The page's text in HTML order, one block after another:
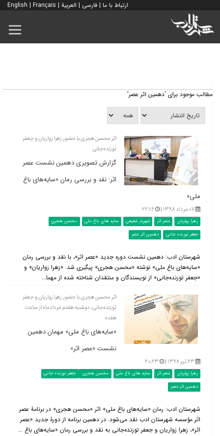
ارتباط با ما | فارسی | العربية |
English | Français
مطالب موجود برای 'دهمین اثر عصر'
اثر محسن هجری با حضور زهرا زواریان و جعفر
توزنده‌جانی
گزارش تصویری دهمین نشست عصر
اثر: نقد و بررسی رمان «سایه‌های باغ
ملی»
۰۷ مرداد ۱۳۹۸ | ۲۲:۱۶
زهرا زواریان عصر اثر شهریار شفیعی سایه های باغ ملی
محسن هجری
جعفر توزنده جانی
دهمین اثر عصر
شهرستان ادب: دهمین نشست دوره جدید «عصر اثر»، با نقد و بررسی رمان
«سایه‌های باغ ملی» نوشته «محسن هجری» پیگیری شد. «زهرا زواریان» و
«جعفر توزنده‌جانی» از نویسندگان و منتقدان شناخته شده از مهما...
اثر محسن هجری با حضور زهرا زواریان و جعفر
توزنده‌جانی، دوشنبه هفتم مردادماه از ساعت
هفده
«سایه‌های باغ ملی» مهمان دهمین
نشست «عصر اثر»
۲۳ تیر ۱۳۹۸ | ۲۰:۲۳
زهرا زواریان عصر اثر سایه های باغ ملی محسن هجری
جعفر توزنده جانی
دهمین اثر عصر
شهرستان ادب: رمان «سایه‌های باغ ملی» اثر «محسن هجری» در برنامۀ عصر
اثر مؤسسه شهرستان ادب نقد می‌شود. در دهمین برنامه از دورۀ جدید «عصر
اثر»، زهرا زواریان و جعفر توزنده‌جانی به نقد و بررسی رمان «سایه‌های باغ ...